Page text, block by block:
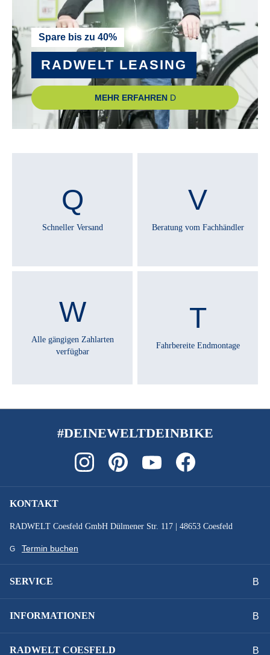
Spare bis zu 40%
RADWELT LEASING
MEHR ERFAHREN
Schneller Versand Beratung vom Fachhändler
Alle gängigen Zahlarten
verfügbar
Fahrbereite Endmontage
#DEINEWELTDEINBIKE
KONTAKT
RADWELT Coesfeld GmbH Dülmener Str. 117 | 48653 Coesfeld
Termin buchen
SERVICE
INFORMATIONEN
RADWELT COESFELD